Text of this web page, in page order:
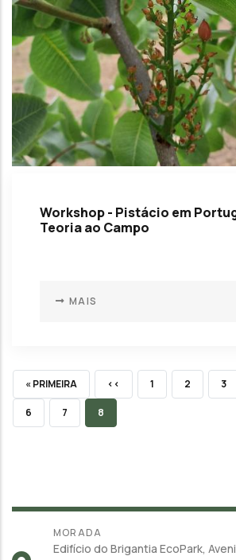
Workshop - Pistácio em
Teoria ao Campo
MAIS
PRIMEIRA PÁGINA
« PRIMEIRA PÁGINA ANTERIOR
‹‹ PÁGINA
1 PÁGINA
2 3
PÁGINA
6 PÁGINA
7 PÁGINA ATUAL
8
MORADA
Edifício do Brigantia EcoPark,